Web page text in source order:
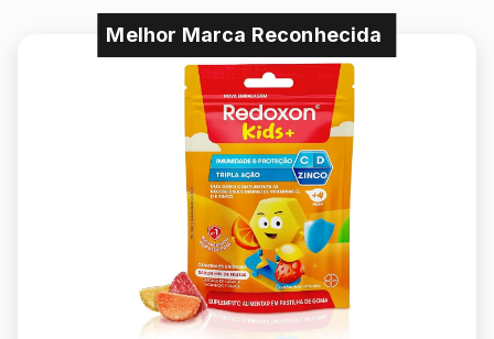
Melhor Marca Reconhecida